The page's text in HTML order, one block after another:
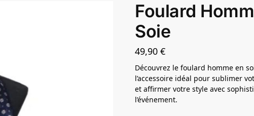
Foulard
Soie
49,90€
Découvrez le foulard homme en
l’accessoire idéal pour sublimer
et affirmer votre style avec
l’événement.